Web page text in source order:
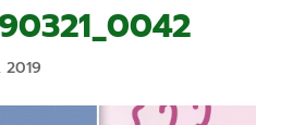
2019